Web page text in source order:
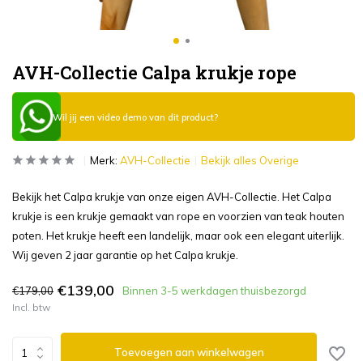
AVH-Collectie Calpa krukje rope
Wil jij een video demo van dit product?
Merk: AVH-Collectie Bekijk alles Overige
Bekijk het Calpa krukje van onze eigen AVH-Collectie. Het Calpa
krukje is een krukje gemaakt van rope en voorzien van teak houten
poten. Het krukje heeft een landelijk, maar ook een elegant uiterlijk.
Wij geven 2 jaar garantie op het Calpa krukje.
€179,00 €139,00 Binnen 3-5 werkdagen thuisbezorgd
Incl. btw
Toevoegen aan winkelwagen